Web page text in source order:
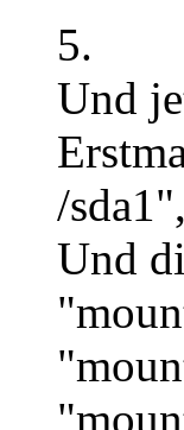
5.
Und
/
Und